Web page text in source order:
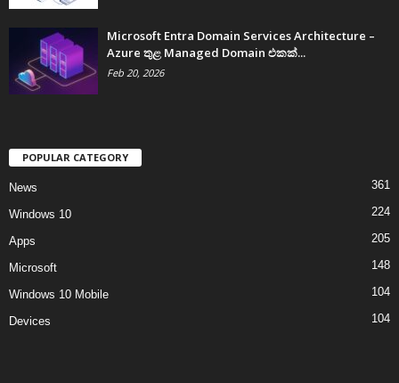
Microsoft Entra Domain Services Architecture –
Azure තුළ Managed Domain එකක්...
Feb 20, 2026
POPULAR CATEGORY
News 361
Windows 10 224
Apps 205
Microsoft 148
Windows 10 Mobile 104
Devices 104